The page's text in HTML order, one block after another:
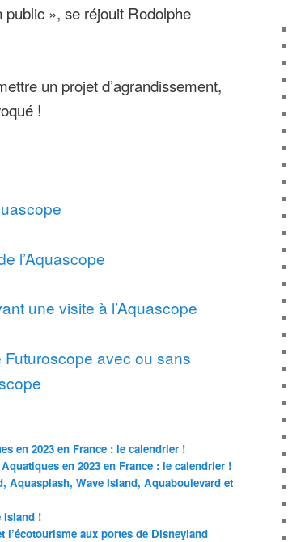
public », se réjouit Rodolphe
un projet d’agrandissement,
!
l’Aquascope
une visite à l’Aquascope
avec ou sans
en 2023 en France : le calendrier !
en 2023 en France : le calendrier !
Aquasplash, Wave Island, Aquaboulevard et
Island !
l’écotourisme aux portes de Disneyland